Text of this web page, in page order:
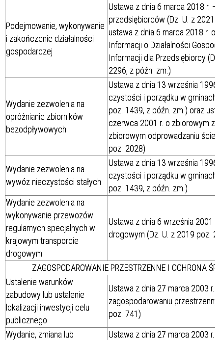
Podejmowanie, wykonywanie
i zakończenie działalności
gospodarczej
Ustawa z dnia 6 marca 2018 r. –
przedsiębiorców (Dz. U. z 2021
ustawa z dnia 6 marca 2018 r. o
Informacji o Działalności
Informacji dla Przedsiębiorcy
2296, z późn. zm.)
Wydanie zezwolenia na
opróżnianie zbiorników
bezodpływowych
Ustawa z dnia 13 września 1996
czystości i porządku w gminach
poz. 1439, z późn. zm.) oraz
czerwca 2001 r. o zbiorowym
zbiorowym odprowadzaniu
poz. 2028)
Wydanie zezwolenia na
wywóz nieczystości stałych
Ustawa z dnia 13 września 1996
czystości i porządku w gminach
poz. 1439, z późn. zm.)
Wydanie zezwolenia na
wykonywanie przewozów
regularnych specjalnych w
krajowym transporcie
drogowym
Ustawa z dnia 6 września 2001
drogowym (Dz. U. z 2019 poz.
ZAGOSPODAROWANIE PRZESTRZENNE I OCHRONA
Ustalenie warunków
zabudowy lub ustalenie
lokalizacji inwestycji celu
publicznego
Ustawa z dnia 27 marca 2003 r.
zagospodarowaniu
poz. 741)
Wydanie, zmiana lub
Ustawa z dnia 27 marca 2003 r.